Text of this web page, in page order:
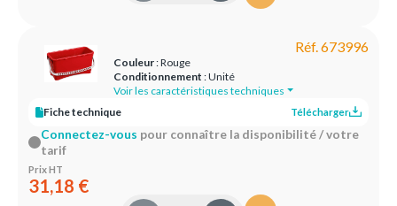
Réf. 673996
Couleur: Rouge
Conditionnement : Unité
Voir les caractéristiques techniques
Fiche technique
Télécharger
Connectez-vous pour connaître la disponibilité / votre
tarif
Prix HT
31,18 €